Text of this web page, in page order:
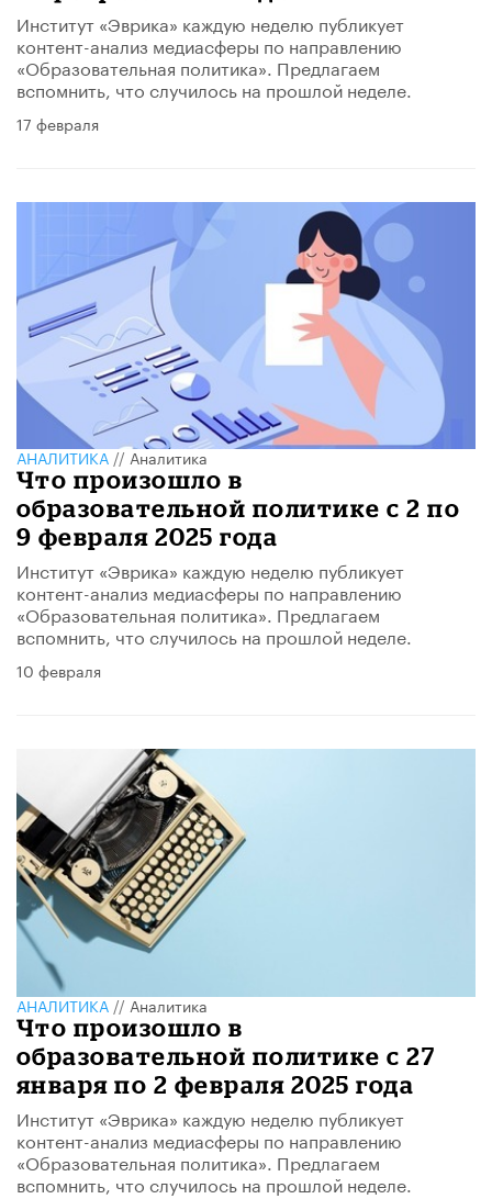
Институт «Эврика» каждую неделю публикует
контент-анализ медиасферы по направлению
«Образовательная политика». Предлагаем
вспомнить, что случилось на прошлой неделе.
17 февраля
АНАЛИТИКА// Аналитика
Что произошло в
образовательной политике с 2 по
9 февраля 2025 года
Институт «Эврика» каждую неделю публикует
контент-анализ медиасферы по направлению
«Образовательная политика». Предлагаем
вспомнить, что случилось на прошлой неделе.
10 февраля
АНАЛИТИКА//Аналитика
Что произошло в
образовательной политике с 27
января по 2 февраля 2025 года
Институт «Эврика» каждую неделю публикует
контент-анализ медиасферы по направлению
«Образовательная политика». Предлагаем
вспомнить, что случилось на прошлой неделе.